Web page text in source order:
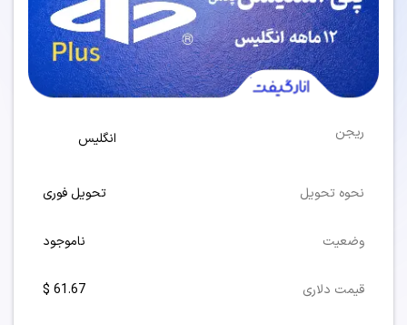
ریجن انگلیس
نحوه تحویل تحویل فوری
وضعیت ناموجود
قیمت دلاری 61.67 $